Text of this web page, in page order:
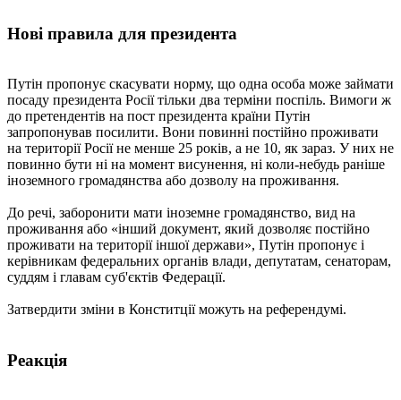
Нові правила для президента
Путін пропонує скасувати норму, що одна особа може займати
посаду президента Росії тільки два терміни поспіль. Вимоги ж
до претендентів на пост президента країни Путін
запропонував посилити. Вони повинні постійно проживати
на території Росії не менше 25 років, а не 10, як зараз. У них не
повинно бути ні на момент висунення, ні коли-небудь раніше
іноземного громадянства або дозволу на проживання.
До речі, заборонити мати іноземне громадянство, вид на
проживання або «інший документ, який дозволяє постійно
проживати на території іншої держави», Путін пропонує і
керівникам федеральних органів влади, депутатам, сенаторам,
суддям і главам суб'єктів Федерації.
Затвердити зміни в Конститції можуть на референдумі.
Реакція